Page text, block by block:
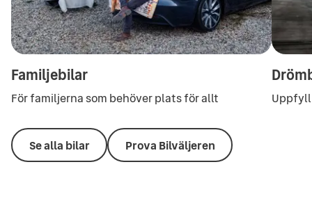
Familjebilar
För familjerna som behöver plats för allt
Se alla bilar Prova Bilväljeren